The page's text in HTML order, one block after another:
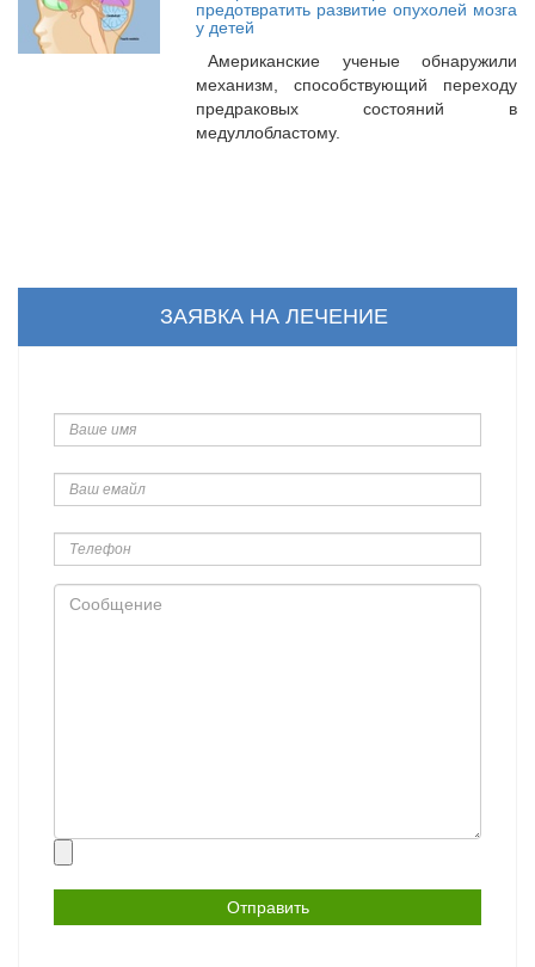
предотвратить развитие опухолей мозга
у детей
Американские ученые обнаружили
механизм, способствующий переходу
предраковых состояний в
медуллобластому.
ЗАЯВКА НА ЛЕЧЕНИЕ
имя
емайл
Сообщение